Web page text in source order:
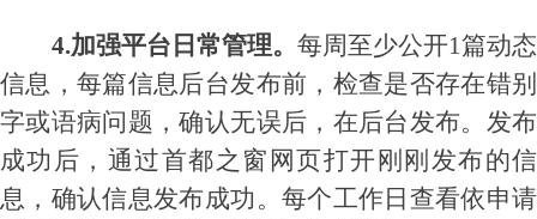
4.加强平台日常管理。 每周至少公开1篇动态
信息，每篇信息后台发布前，检查是否存在错别
字或语病问题，确认无误后，在后台发布。发布
成功后，通过首都之窗网页打开刚刚发布的信
息，确认信息发布成功。每个工作日查看依申请